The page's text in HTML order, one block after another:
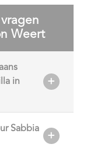
Weert
in
Sabbia